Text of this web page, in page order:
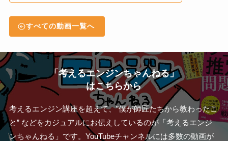
すべての動画一覧へ
「考えるエンジンちゃんねる」
はこちらから
考えるエンジン講座を超えて、”僕が師匠たちから教わったこ
と” などをカジュアルにお伝えしているのが「考えるエンジ
ンちゃんねる」です。YouTubeチャンネルには多数の動画が